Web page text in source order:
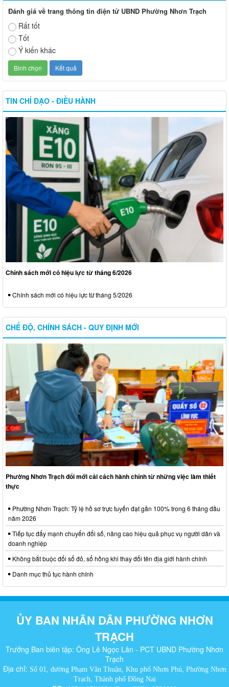
Đánh giá về trang thông tin điện tử UBND Phường Nhơn Trạch
Rất tốt
Tốt
Ý kiến khác
TIN CHỈ ĐẠO - ĐIỀU HÀNH
Chính sách mới có hiệu lực từ tháng 6/2026
Chính sách mới có hiệu lực từ tháng 5/2026
CHẾ ĐỘ, CHÍNH SÁCH - QUY ĐỊNH MỚI
Phường Nhơn Trạch đổi mới cải cách hành chính từ những việc làm thiết
thực
Phường Nhơn Trạch: Tỷ lệ hồ sơ trực tuyến đạt gần 100% trong 6 tháng đầu
năm 2026
Tiếp tục đẩy mạnh chuyển đổi số, nâng cao hiệu quả phục vụ người dân và
doanh nghiệp
Không bắt buộc đổi sổ đỏ, sổ hồng khi thay đổi tên địa giới hành chính
Danh mục thủ tục hành chính
ỦY BAN NHÂN DÂN PHƯỜNG NHƠN
TRẠCH
Trưởng Ban biên tập: Ông Lê Ngọc Lân - PCT UBND Phường Nhơn
Trạch
Địa chỉ: Số 01, đường Phạm Văn Thuận, Khu phố Nhơn Phú, Phường Nhơn
Trạch, Thành phố Đồng Nai